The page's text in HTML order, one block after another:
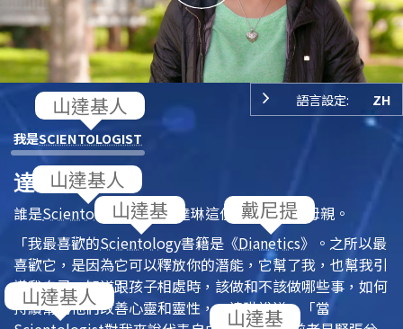
Video
語言設定: ZH
我是SCIENTOLOGIST
達琳，美國
誰是Scientologist？認識達琳這位來自美國的母親。
「我最喜歡的Scientology書籍是 《Dianetics》。之所以最
喜歡它，是因為它可以釋放你的潛能，它幫了我，也幫我引
導我自己，知道跟孩子相處時，該做和不該做哪些事，如何
持續幫助他們改善心靈和靈性，」達琳說道。「當